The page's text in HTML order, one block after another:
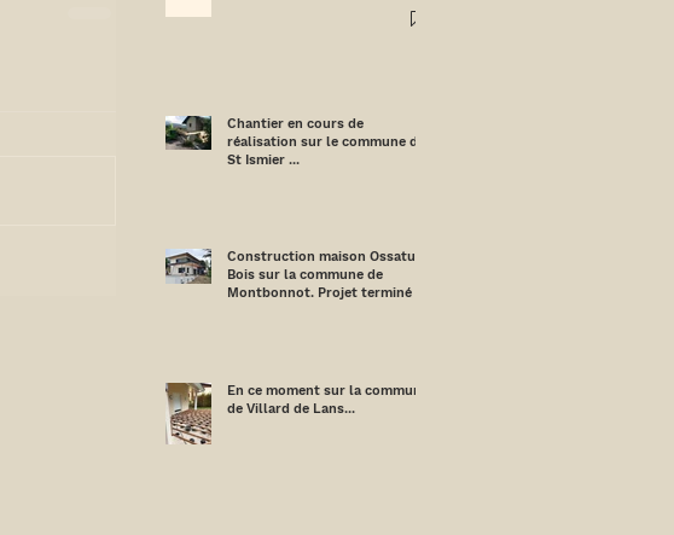
Chantier en cours de
réalisation sur le commune de
St Ismier ...
Construction maison Ossature
Bois sur la commune de
Montbonnot. Projet terminé !
En ce moment sur la commune
de Villard de Lans...